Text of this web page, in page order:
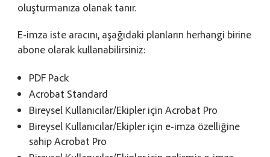
oluşturmanıza olanak tanır.
E-imza iste aracını, aşağıdaki planların herhangi birine
abone olarak kullanabilirsiniz:
PDF Pack
Acrobat Standard
Bireysel Kullanıcılar/Ekipler için Acrobat Pro
Bireysel Kullanıcılar/Ekipler için e-imza özelliğine
sahip Acrobat Pro